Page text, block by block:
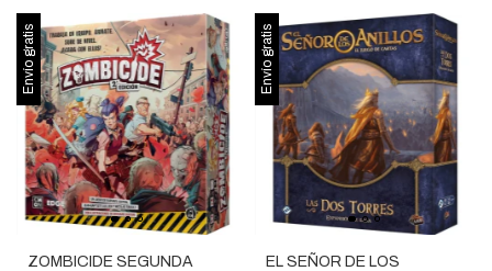
Envío gratis
ZOMBICIDE SEGUNDA
Envío gratis
EL SEÑOR DE LOS